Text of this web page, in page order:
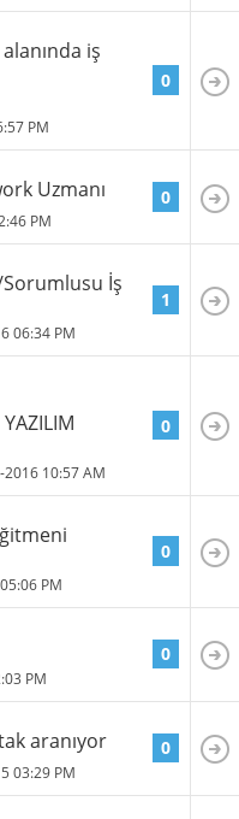
iş
PM
0
Uzmanı
PM
0
İş
06:34 PM
1
2016 10:57 AM
0
05:06 PM
0
PM
0
aranıyor
03:29 PM
0